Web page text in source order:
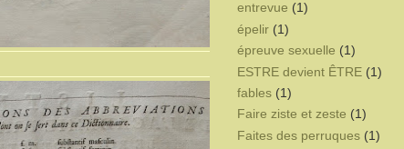
entrevue (1)
épelir (1)
épreuve sexuelle (1)
ESTRE devient ÊTRE (1)
fables (1)
Faire ziste et zeste (1)
Faites des perruques (1)